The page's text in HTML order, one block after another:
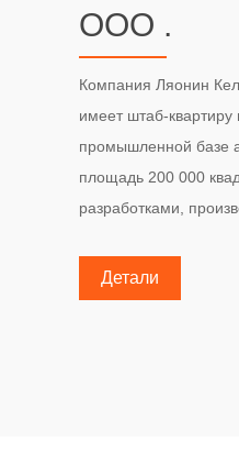
ООО .
Компания Ляонин Келонг Отлично Химическая Ко ., ООО была основана в 1988 году и
имеет штаб-квартиру
промышленной базе
площадь 200 000
разработками,
качестве основного
Детали